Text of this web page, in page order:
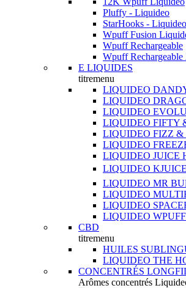
Pluffy - Liquideo
StarHooks - Liquideo
Wpuff Fusion
Wpuff Rechargeable
Wpuff
E LIQUIDES
titremenu
LIQUIDEO
LIQUIDEO
LIQUIDEO
LIQUIDEO FIFTY
LIQUIDEO FIZZ &
LIQUIDEO
LIQUIDEO JUICE
LIQUIDEO KJUICE
LIQUIDEO MR
LIQUIDEO
LIQUIDEO
LIQUIDEO
CBD
titremenu
HUILES
LIQUIDEO THE
CONCENTRÉS
Arômes concentrés